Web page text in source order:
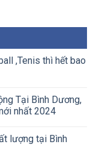
,Tenis thì hết bao
Tại Bình Dương,
nhất 2024
lượng tại Bình